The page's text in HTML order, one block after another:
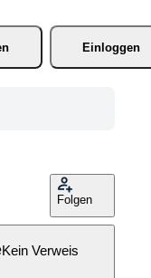
Einloggen
Folgen
Kein Verweis